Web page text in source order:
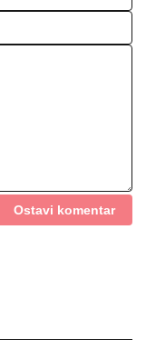
Ostavi komentar